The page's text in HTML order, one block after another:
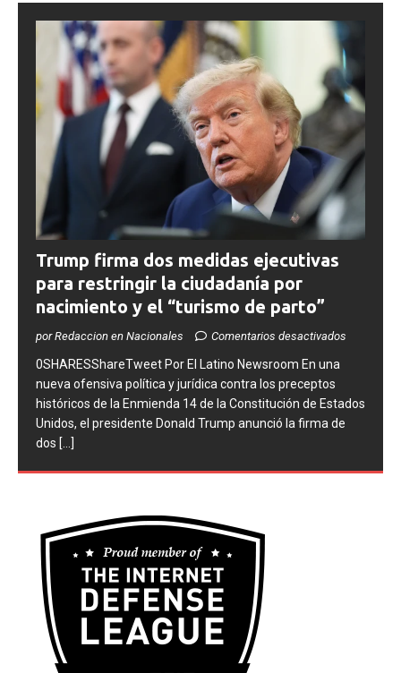
Trump firma dos medidas ejecutivas
para restringir la ciudadanía por
nacimiento y el “turismo de parto”
por Redaccion en Nacionales
0SHARESShareTweet ​Por El Latino Newsroom ​En una
nueva ofensiva política y jurídica contra los preceptos
históricos de la Enmienda 14 de la Constitución de Estados
Unidos, el presidente Donald Trump anunció la firma de
[...]